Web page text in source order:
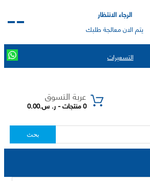
الرجاء الانتظار
يتم الان معالجة طلبك
التسعيرات
عربة التسوق
0 منتجات - ر. س.0.00
بحث